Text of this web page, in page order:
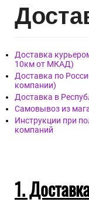
Дост
Доставка
10км от МКАД)
Доставка по
компании)
Доставка в
Самовывоз из
Инструкции при
компаний
1.